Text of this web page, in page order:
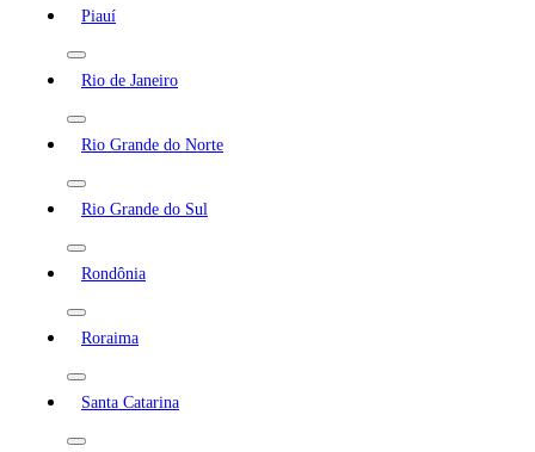
Piauí
Rio de Janeiro
Rio Grande do Norte
Rio Grande do Sul
Rondônia
Roraima
Santa Catarina